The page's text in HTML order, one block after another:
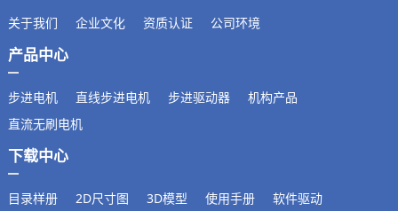
关于我们 企业文化 资质认证 公司环境
产品中心
步进电机 直线步进电机 步进驱动器
机构产品
直流无刷电机
下载中心
目录样册 2D尺寸图 3D模型 使用手册 软件驱动